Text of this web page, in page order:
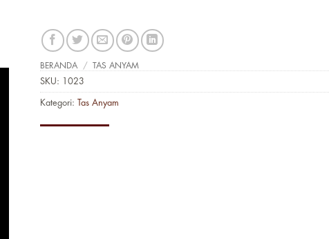
BERANDA / TAS ANYAM
SKU: 1023
Kategori: Tas Anyam